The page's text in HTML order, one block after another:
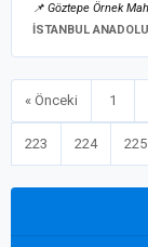
📌 Göztepe Örnek
İSTANBUL
« Önceki 1
223 224 225